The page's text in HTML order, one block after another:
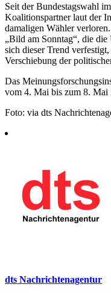
Seit der Bundestagswahl
Koalitionspartner laut der
damaligen Wähler
„Bild am Sonntag“, die
sich dieser Trend
Verschiebung der
Das
vom 4. Mai bis zum 8. Mai
Foto: via dts
dts Nachrichtenagentur